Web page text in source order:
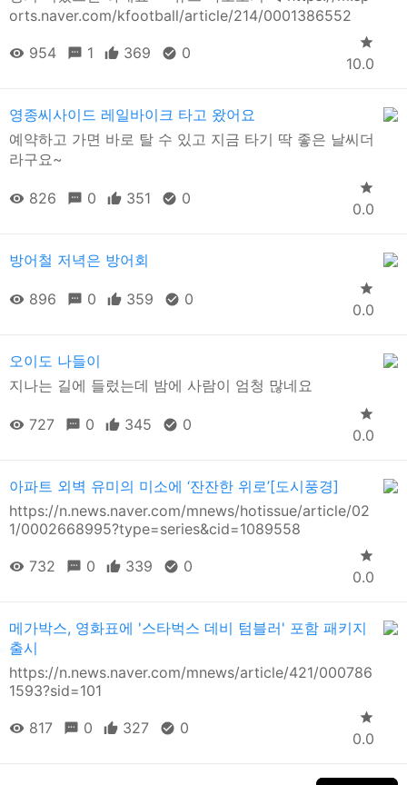
orts.naver.com/kfootball/article/214/0001386552
954 1 369 0
10.0
영종씨사이드 레일바이크 타고 왔어요
예약하고 가면 바로 탈 수 있고 지금 타기 딱 좋은 날씨더
라구요~
826 0 351 0
0.0
방어철 저녁은 방어회
896 0 359 0
0.0
오이도 나들이
지나는 길에 들렀는데 밤에 사람이 엄청 많네요
727 0 345 0
0.0
아파트 외벽 유미의 미소에 ‘잔잔한 위로’[도시풍경]
https://n.news.naver.com/mnews/hotissue/article/02
1/0002668995?type=series&cid=1089558
732 0 339 0
0.0
메가박스, 영화표에 '스타벅스 데비 텀블러' 포함 패키지
출시
https://n.news.naver.com/mnews/article/421/000786
1593?sid=101
817 0 327 0
0.0